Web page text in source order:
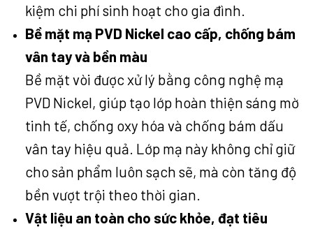
kiệm chi phí sinh hoạt cho gia đình.
Bề mặt mạ PVD Nickel cao cấp, chống bám
vân tay và bền màu
Bề mặt vòi được xử lý bằng công nghệ mạ
PVD Nickel, giúp tạo lớp hoàn thiện sáng mờ
tinh tế, chống oxy hóa và chống bám dấu
vân tay hiệu quả. Lớp mạ này không chỉ giữ
cho sản phẩm luôn sạch sẽ, mà còn tăng độ
bền vượt trội theo thời gian.
Vật liệu an toàn cho sức khỏe, đạt tiêu